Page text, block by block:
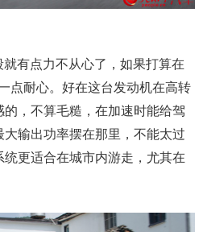
有点力不从心了，如果打算在
点耐心。好在这台发动机在高转
，不算毛糙，在加速时能给驾
输出功率摆在那里，不能太过
更适合在城市内游走，尤其在